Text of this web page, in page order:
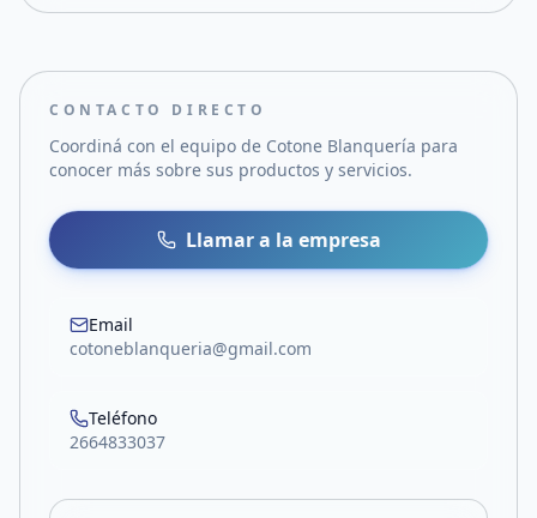
CONTACTO DIRECTO
Coordiná con el equipo de Cotone Blanquería para
conocer más sobre sus productos y servicios.
Llamar a la empresa
Email
cotoneblanqueria@gmail.com
Teléfono
2664833037